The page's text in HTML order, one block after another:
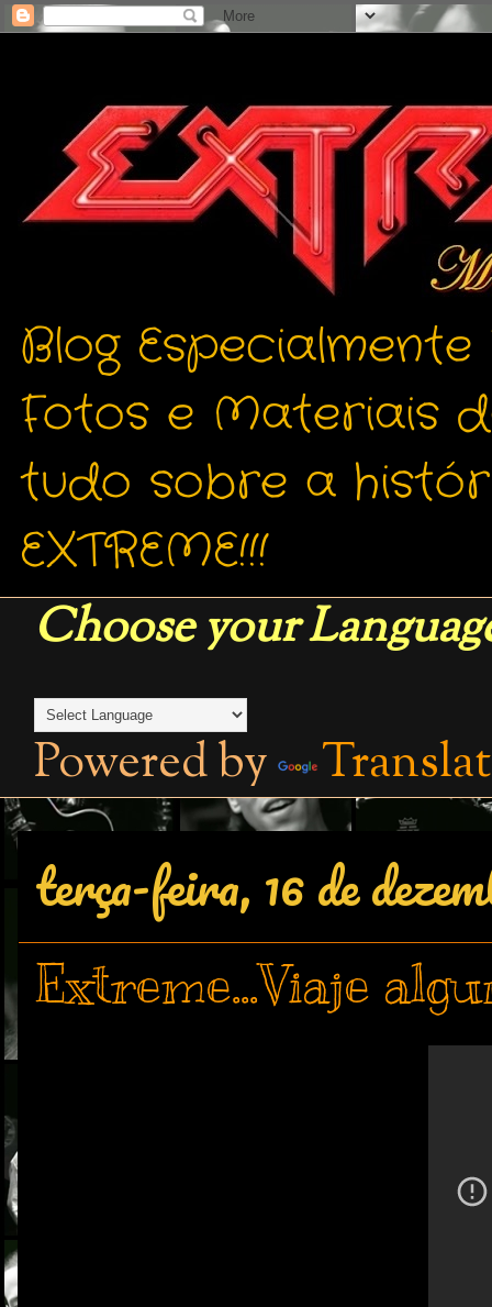
Blog
Fotos e Materiais
tudo sobre a
EXTREME!!!
Choose your
Powered by
terça-feira, 16 de
Extreme...Viaje